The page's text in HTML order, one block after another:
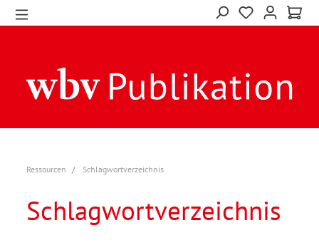
Ressourcen Schlagwortverzeichnis
Schlagwortverzeichnis